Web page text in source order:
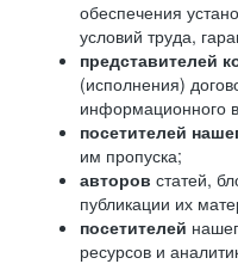
обеспечения
условий труда,
представителей
(исполнения)
информационного
посетителей
им пропуска;
авторов статей,
публикации их
посетителей
ресурсов и